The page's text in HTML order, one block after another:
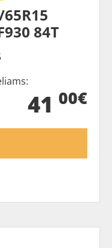
84T
41 00€